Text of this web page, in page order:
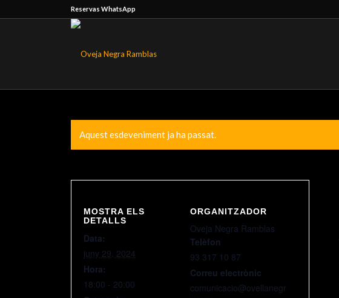
Reservas WhatsApp
Aquest esdeveniment ja ha passat.
MOSTRA ELS
DETALLS
Data:
juny 29, 2024
Hora:
18:00 - 20:00
ORGANITZADOR
Oveja Negra Ramblas
Telèfon
93 317 10 87
Correu electrònic
comunicacio@ovellanegr